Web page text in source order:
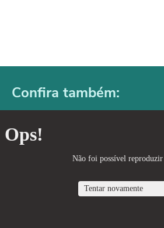
Confira também: